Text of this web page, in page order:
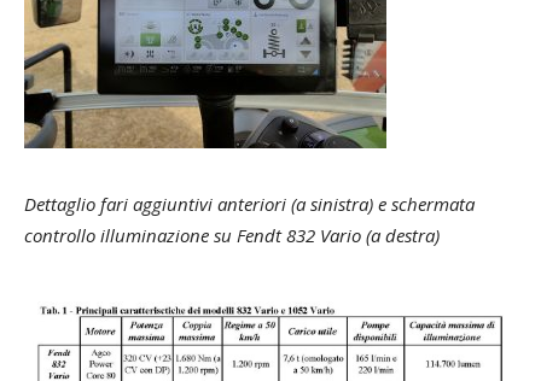
Dettaglio fari aggiuntivi anteriori (a sinistra) e schermata
controllo illuminazione su Fendt 832 Vario (a destra)